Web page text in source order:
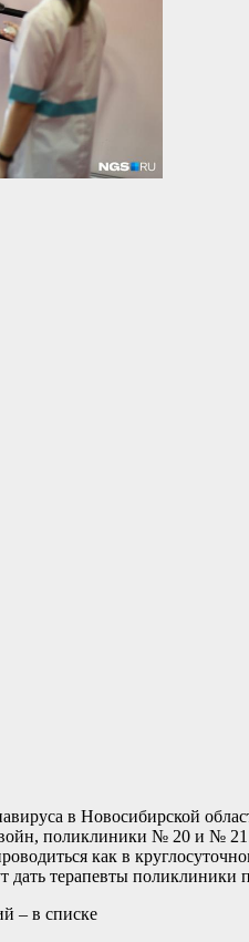
в Новосибирской
поликлиники № 20 и №
как в
терапевты поликлиники
– в списке